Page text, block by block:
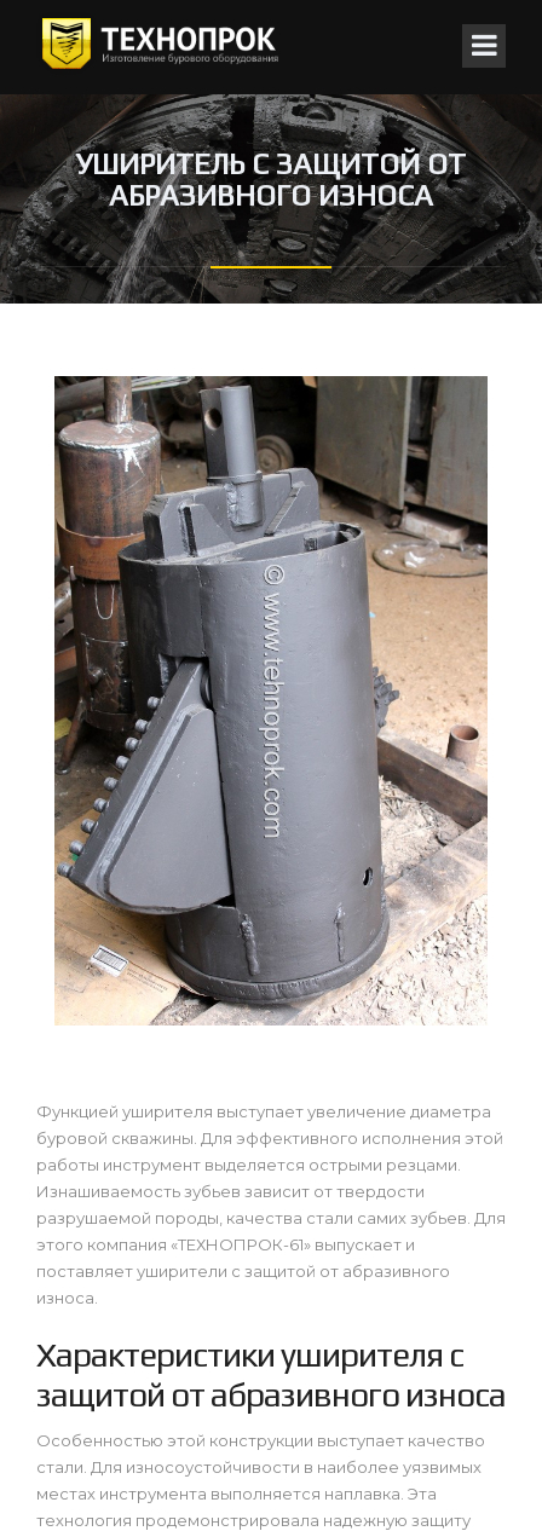
УШИРИТЕЛЬ С ЗАЩИТОЙ ОТ
АБРАЗИВНОГО ИЗНОСА
Функцией уширителя выступает увеличение диаметра
буровой скважины. Для эффективного исполнения этой
работы инструмент выделяется острыми резцами.
Изнашиваемость зубьев зависит от твердости
разрушаемой породы, качества стали самих зубьев. Для
этого компания «ТЕХНОПРОК-61» выпускает и
поставляет уширители с защитой от абразивного
износа.
Характеристики уширителя с
защитой от абразивного износа
Особенностью этой конструкции выступает качество
стали. Для износоустойчивости в наиболее уязвимых
местах инструмента выполняется наплавка. Эта
технология продемонстрировала надежную защиту